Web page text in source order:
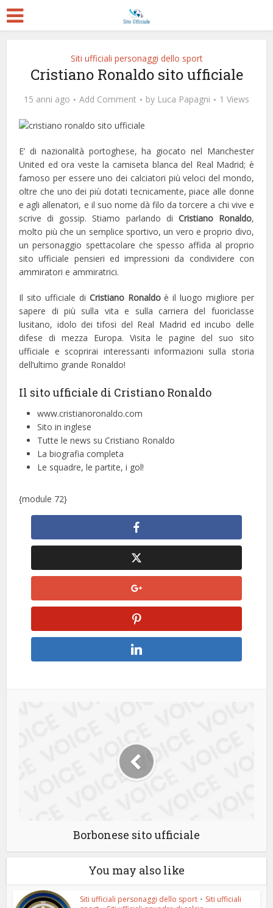
Siti ufficiali personaggi dello sport
Cristiano Ronaldo sito ufficiale
15 anni ago Add Comment by Luca Papagni 1 Views
E’ di nazionalità portoghese, ha giocato nel Manchester
United ed ora veste la camiseta blanca del Real Madrid; è
famoso per essere uno dei calciatori più veloci del mondo,
oltre che uno dei più dotati tecnicamente, piace alle donne
e agli allenatori, e il suo nome dà filo da torcere a chi vive e
scrive di gossip. Stiamo parlando di Cristiano Ronaldo,
molto più che un semplice sportivo, un vero e proprio divo,
un personaggio spettacolare che spesso affida al proprio
sito ufficiale pensieri ed impressioni da condividere con
ammiratori e ammiratrici.
Il sito ufficiale di Cristiano Ronaldoè il luogo migliore per
sapere di più sulla vita e sulla carriera del fuoriclasse
lusitano, idolo dei tifosi del Real Madrid ed incubo delle
difese di mezza Europa. Visita le pagine del suo sito
ufficiale e scoprirai interessanti informazioni sulla storia
dell’ultimo grande Ronaldo!
Il sito ufficiale di Cristiano Ronaldo
www.cristianoronaldo.com
Sito in inglese
Tutte le news su Cristiano Ronaldo
La biografia completa
Le squadre, le partite, i gol!
{module 72}
Borbonese sito ufficiale
You may also like
Siti ufficiali personaggi dello sport • Siti ufficiali